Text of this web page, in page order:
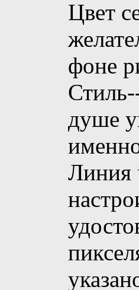
Цвет
фоне
душе
Линия